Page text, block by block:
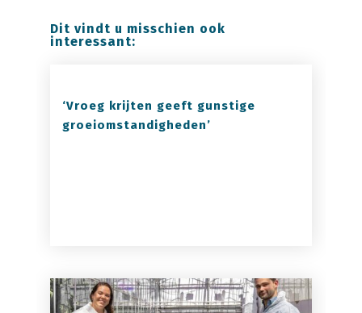
Dit vindt u misschien ook
interessant:
‘Vroeg krijten geeft gunstige
groeiomstandigheden’